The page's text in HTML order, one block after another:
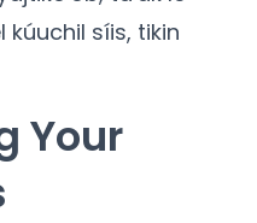
síis, tikin
Your